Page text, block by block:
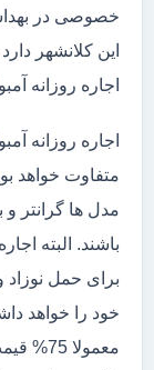
خصوصی در
این کلانشهر
اجاره روزانه
اجاره روزانه
باشند. البته
برای حمل
خود را خواهد
معمولا